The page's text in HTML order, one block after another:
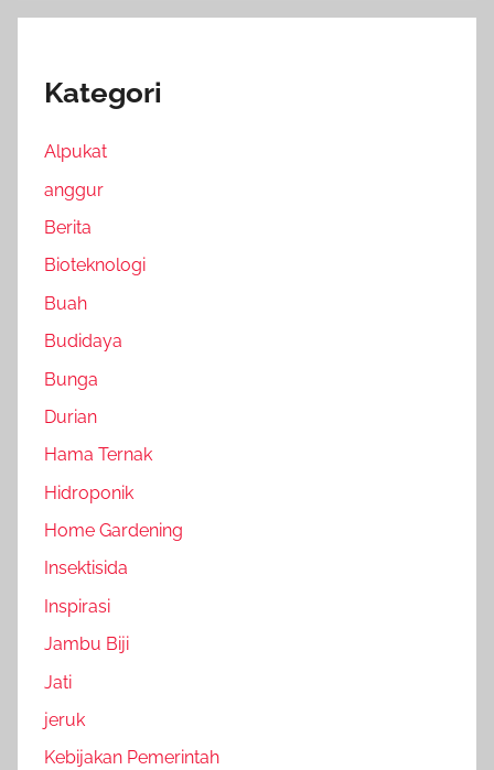
Kategori
Alpukat
anggur
Berita
Bioteknologi
Buah
Budidaya
Bunga
Durian
Hama Ternak
Hidroponik
Home Gardening
Insektisida
Inspirasi
Jambu Biji
Jati
jeruk
Kebijakan Pemerintah